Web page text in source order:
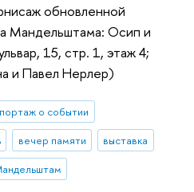
обновленной
Мандельштама: Осип и
15, стр. 1, этаж 4;
и Павел Нерлер)
о событии
вечер памяти
выставка